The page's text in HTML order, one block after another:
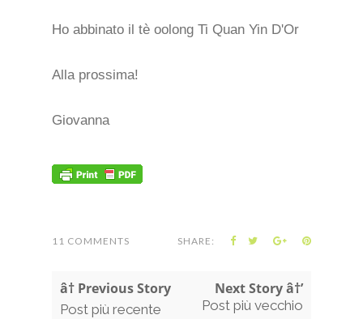
Ho abbinato il tè oolong Ti Quan Yin D'Or
Alla prossima!
Giovanna
11 COMMENTS SHARE:
â† Previous Story
Post più recente
Next Story â†’
Post più vecchio